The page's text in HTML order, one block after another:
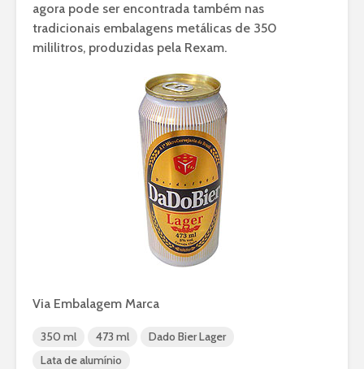
agora pode ser encontrada também nas
tradicionais embalagens metálicas de 350
mililitros, produzidas pela Rexam.
Via Embalagem Marca
350 ml 473 ml
Dado Bier Lager
Lata de alumínio